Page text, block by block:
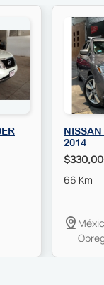
NISSAN
2014
66 Km